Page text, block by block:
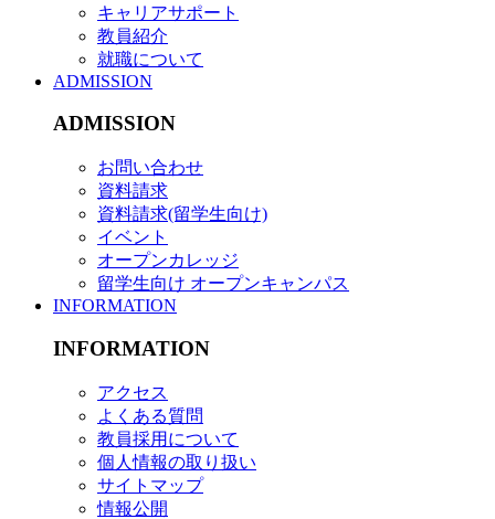
キャリアサポート
教員紹介
就職について
ADMISSION
ADMISSION
お問い合わせ
資料請求
資料請求(留学生向け)
イベント
オープンカレッジ
留学生向け オープンキャンパス
INFORMATION
INFORMATION
アクセス
よくある質問
教員採用について
個人情報の取り扱い
サイトマップ
情報公開